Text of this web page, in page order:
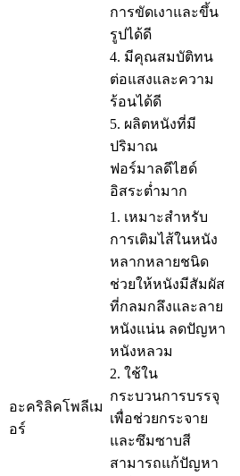
การขัดเงาและขึ้น
รูปได้ดี
4. มีคุณสมบัติทน
ต่อแสงและความ
ร้อนได้ดี
5. ผลิตหนังที่มี
ปริมาณ
ฟอร์มาลดีไฮด์
อิสระต่ำมาก
อะคริลิคโพลีเม
อร์
1. เหมาะสำหรับ
การเติมไส้ในหนัง
หลากหลายชนิด
ช่วยให้หนังมีสัมผัส
ที่กลมกลึงและลาย
หนังแน่น ลดปัญหา
หนังหลวม
2. ใช้ใน
กระบวนการบรรจุ
เพื่อช่วยกระจาย
และซึมซาบสี
สามารถแก้ปัญหา